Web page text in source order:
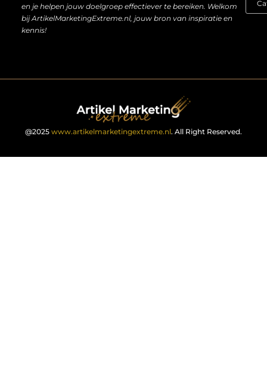
en je helpen jouw doelgroep effectiever te bereiken. Welkom
bij ArtikelMarketingExtreme.nl, jouw bron van inspiratie en
kennis!
@2025 www.artikelmarketingextreme.nl. All Right Reserved.